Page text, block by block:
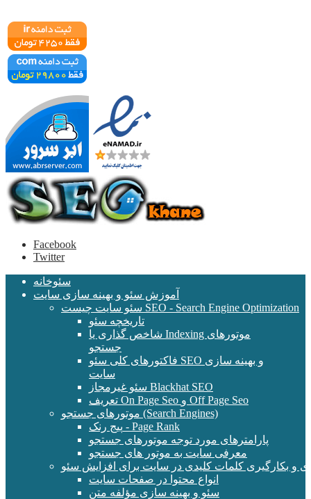
Facebook
Twitter
سئوخانه
آموزش سئو و بهینه سازی سایت
سئو سایت چیست SEO - Search Engine Optimization
تاریخچه سئو
شاخص گذاری یا Indexing موتورهای
جستجو
فاکتورهای کلی سئو SEO و بهینه سازی
سایت
سئو غیرمجاز Blackhat SEO
تعریف On Page Seo و Off Page Seo
موتورهای جستجو (Search Engines)
پیج رنک - Page Rank
پارامترهای مورد توجه موتورهای جستجو
معرفی سایت به موتور های جستجو
و بکارگیری کلمات کلیدی در سایت برای افزایش سئو
انواع محتوا در صفحات سایت
سئو و بهینه سازی مؤلفه متن